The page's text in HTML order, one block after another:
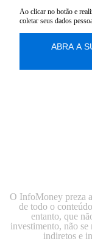
Ao clicar no botão e
coletar seus dados
O InfoMoney preza
de todo o
entanto, que
investimento, não se
indiretos e